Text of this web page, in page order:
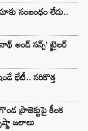
సంబంధం లేదు..
అండ్ సన్స్’ ట్రైలర్
భేటీ.. సరికొత్త
ప్రాజెక్టుపై కీలక
జలాలు